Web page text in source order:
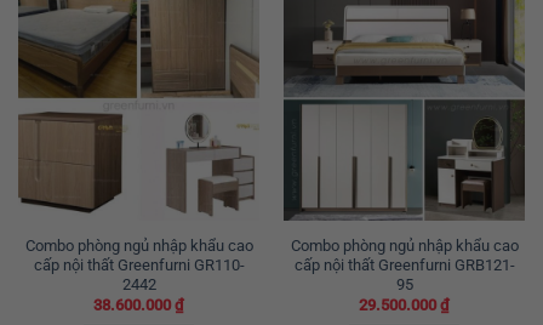
Combo phòng ngủ nhập khẩu cao
cấp nội thất Greenfurni GR110-
2442
38.600.000 ₫
Combo phòng ngủ nhập khẩu cao
cấp nội thất Greenfurni GRB121-
95
29.500.000 ₫